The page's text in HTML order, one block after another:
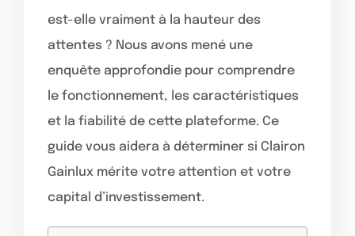
est-elle vraiment à la hauteur des
attentes ? Nous avons mené une
enquête approfondie pour comprendre
le fonctionnement, les caractéristiques
et la fiabilité de cette plateforme. Ce
guide vous aidera à déterminer si Clairon
Gainlux mérite votre attention et votre
capital d’investissement.